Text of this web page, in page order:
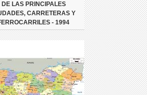
DE LAS PRINCIPALES
CARRETERAS Y
- 1994